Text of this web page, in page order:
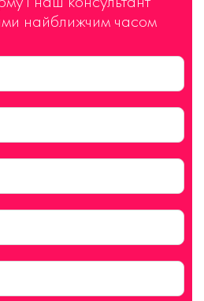
найближчим часом